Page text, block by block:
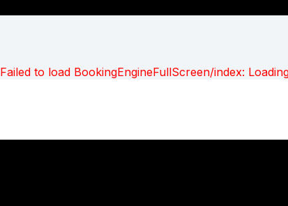
Failed to load BookingEngineFullScreen/index: